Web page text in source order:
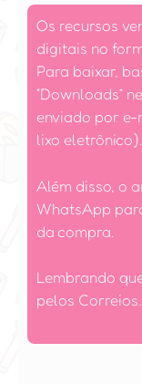
Os recursos
digitais no
Para baixar,
“Downloads”
enviado por e-
lixo eletrônico).
Além disso, o
WhatsApp
da compra.
Lembrando
pelos Correios.